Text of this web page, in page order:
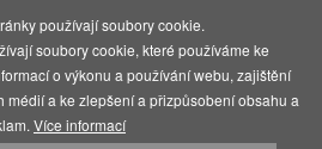
používají soubory cookie.
soubory cookie, které používáme ke
o výkonu a používání webu, zajištění
médií a ke zlepšení a přizpůsobení obsahu a
Více informací